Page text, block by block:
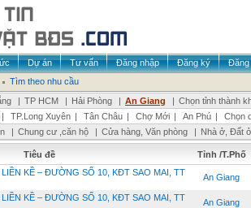
Dự án Tư vấn Đăng nhập Đăng ký
Đăng
Tìm theo nhu cầu
| TP HCM | Hải Phòng | An Giang | Chọn tỉnh thành
| TP.Long Xuyên | Tân Châu | Chợ Mới | An Phú |
Chọn
| Chung cư ,căn hộ | Cửa hàng, Văn phòng | Nhà ở, Đất ở
Tiêu đề
Tỉnh /T.Phố
KỀ – ĐƯỜNG SỐ 10, KĐT SAO MAI, TT
An Giang
KỀ – ĐƯỜNG SỐ 10, KĐT SAO MAI, TT
An Giang